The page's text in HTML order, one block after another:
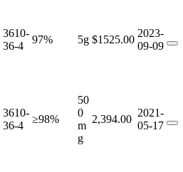
3610-
36-4
97% 5g $1525.00
2023-
09-09
3610-
36-4
≥98%
50
0
m
g
2,394.00
2021-
05-17